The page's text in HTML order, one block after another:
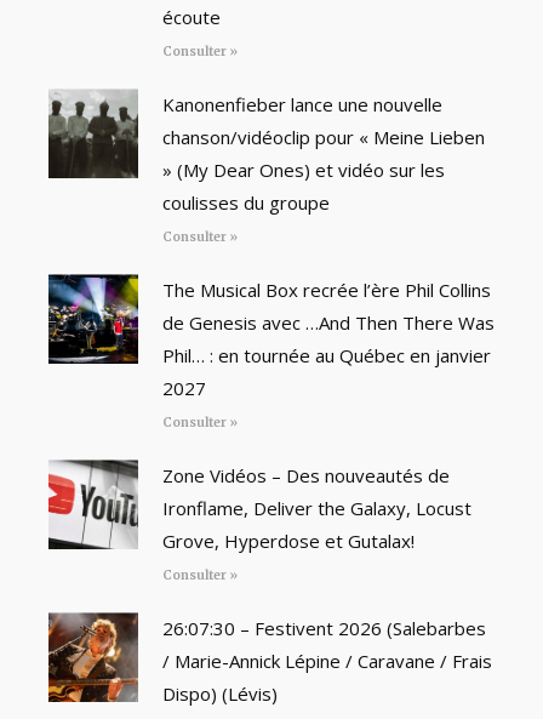
écoute
Consulter »
Kanonenfieber lance une nouvelle
chanson/vidéoclip pour « Meine Lieben
» (My Dear Ones) et vidéo sur les
coulisses du groupe
Consulter »
The Musical Box recrée l’ère Phil Collins
de Genesis avec …And Then There Was
Phil… : en tournée au Québec en janvier
2027
Consulter »
Zone Vidéos – Des nouveautés de
Ironflame, Deliver the Galaxy, Locust
Grove, Hyperdose et Gutalax!
Consulter »
26:07:30 – Festivent 2026 (Salebarbes
/ Marie-Annick Lépine / Caravane / Frais
Dispo) (Lévis)